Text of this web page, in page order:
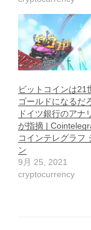
ビットコインは21
ゴールドになるだ
ドイツ銀行のアナ
が指摘 |
コインテレグラフ
ン
9月 25, 2021
cryptocurrency